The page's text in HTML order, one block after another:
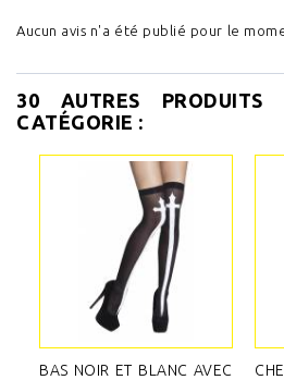
Aucun avis n'a été publié pour le
30 AUTRES
CATÉGORIE :
BAS NOIR ET BLANC AVEC